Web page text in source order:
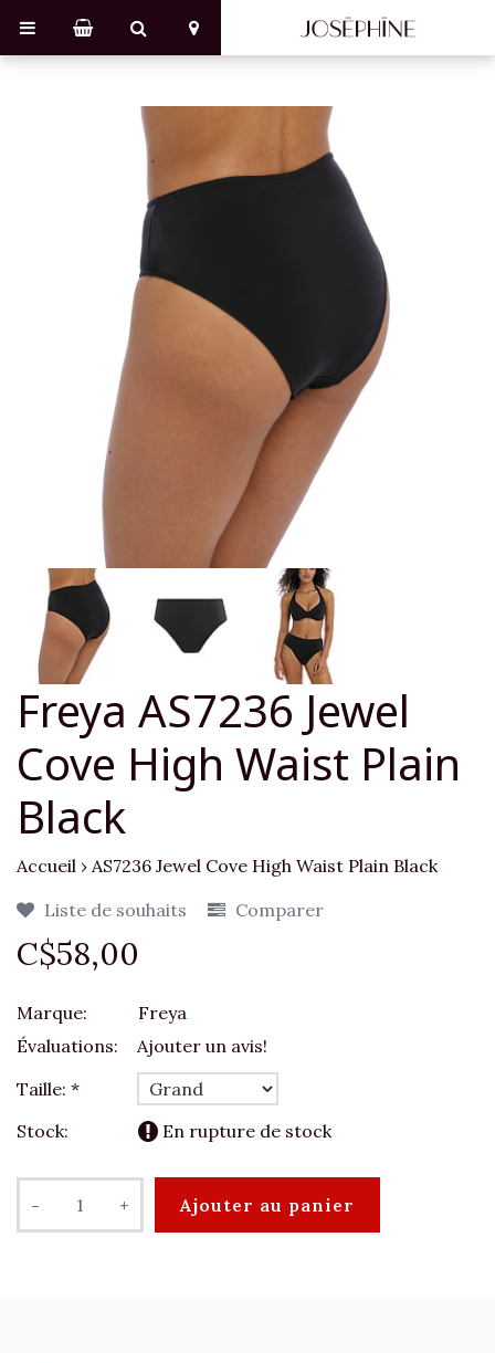
Freya AS7236 Jewel
Cove High Waist Plain
Black
Accueil › AS7236 Jewel Cove High Waist Plain Black
Liste de souhaits
Comparer
C$58,00
Marque:
Freya
Évaluations:
Ajouter un avis!
Taille: *
Stock:
En rupture de stock
- + Ajouter au panier